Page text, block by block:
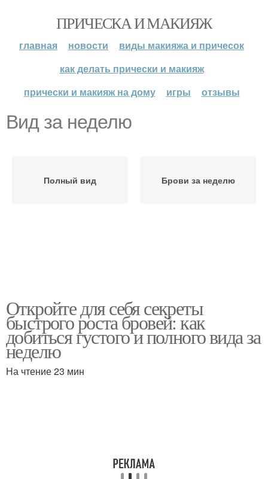
ПРИЧЕСКА И МАКИЯЖ
главная новости
виды макияжа и причесок
как делать прически и макияж
прически и макияж на дому
игры отзывы
Вид за неделю
Полный вид Брови за неделю
Откройте для себя секреты
быстрого роста бровей: как
добиться густого и полного вида за
неделю
На чтение 23 мин